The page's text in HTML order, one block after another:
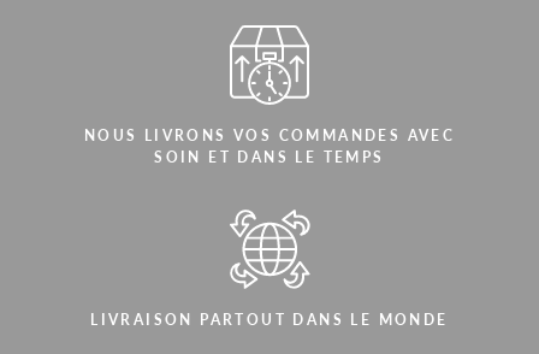
NOUS LIVRONS VOS COMMANDES AVEC
SOIN ET DANS LE TEMPS
LIVRAISON PARTOUT DANS LE MONDE
Nous parlons votre langue
Nous parlons votre langue